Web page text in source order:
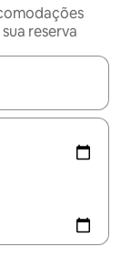
reserva
explore-os